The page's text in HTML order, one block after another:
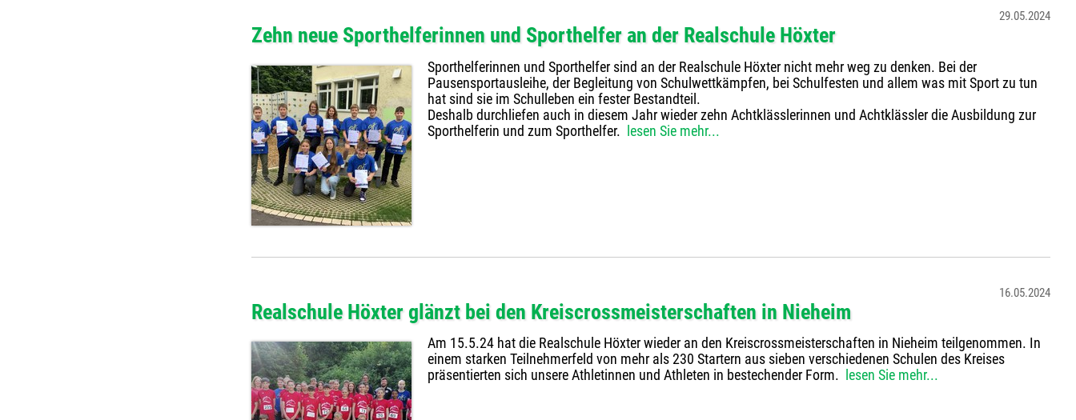
29.05.2024
Zehn neue Sporthelferinnen und Sporthelfer an der Realschule Höxter
Sporthelferinnen und Sporthelfer sind an der Realschule Höxter nicht mehr weg zu denken. Bei der
Pausensportausleihe, der Begleitung von Schulwettkämpfen, bei Schulfesten und allem was mit Sport zu tun
hat sind sie im Schulleben ein fester Bestandteil.
Deshalb durchliefen auch in diesem Jahr wieder zehn Achtklässlerinnen und Achtklässler die Ausbildung zur
Sporthelferin und zum Sporthelfer.
lesen Sie mehr...
16.05.2024
Realschule Höxter glänzt bei den Kreiscrossmeisterschaften in Nieheim
Am 15.5.24 hat die Realschule Höxter wieder an den Kreiscrossmeisterschaften in Nieheim teilgenommen. In
einem starken Teilnehmerfeld von mehr als 230 Startern aus sieben verschiedenen Schulen des Kreises
präsentierten sich unsere Athletinnen und Athleten in bestechender Form.
lesen Sie mehr...